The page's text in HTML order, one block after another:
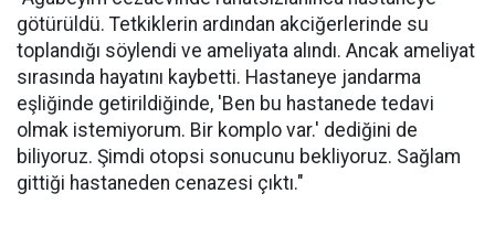
götürüldü. Tetkiklerin ardından akciğerlerinde su
toplandığı söylendi ve ameliyata alındı. Ancak ameliyat
sırasında hayatını kaybetti. Hastaneye jandarma
eşliğinde getirildiğinde, 'Ben bu hastanede tedavi
olmak istemiyorum. Bir komplo var.' dediğini de
biliyoruz. Şimdi otopsi sonucunu bekliyoruz. Sağlam
gittiği hastaneden cenazesi çıktı."